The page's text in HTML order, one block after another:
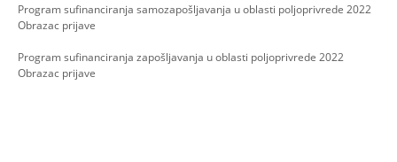
Program sufinanciranja samozapošljavanja u oblasti poljoprivrede 2022
Obrazac prijave
Program sufinanciranja zapošljavanja u oblasti poljoprivrede 2022
Obrazac prijave